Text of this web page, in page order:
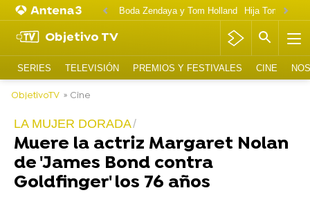
Boda Zendaya y Tom Holland Hija Tom
Objetivo TV
SERIES TELEVISIÓN PREMIOS Y FESTIVALES CINE
ObjetivoTV » Cine
LA MUJER DORADA
Muere la actriz Margaret Nolan
de 'James Bond contra
Goldfinger' los 76 años